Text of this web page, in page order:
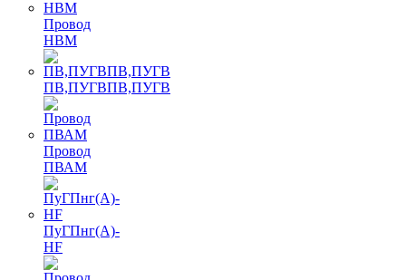
Провод
НВМ
ПВ,ПУГВПВ,ПУГВ
Провод
ПВАМ
ПуГПнг(A)-
HF